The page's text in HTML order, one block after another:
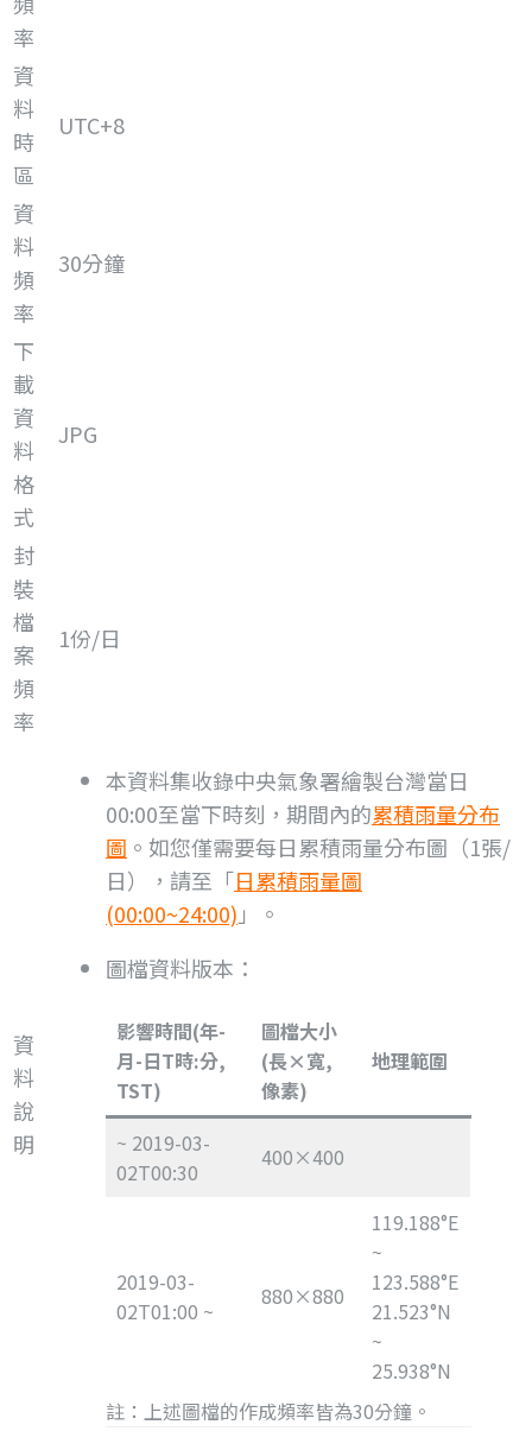
率
資
料
時
區
UTC+8
資
料
頻
率
30分鐘
下
載
資
料
格
式
JPG
封
裝
檔
案
頻
率
1份/日
資
料
說
明
本資料集收錄中央氣象署繪製台灣當日
00:00至當下時刻，期間內的累積雨量分布
圖 。如您僅需要每日累積雨量分布圖（1張/
日），請至「日累積雨量圖
(00:00~24:00) 」。
圖檔資料版本：
影響時間(年-
月-日T時:分,
TST)
圖檔大小
(長×寬,
像素)
地理範圍
~ 2019-03-
02T00:30
400×400
2019-03-
02T01:00 ~
880×880
119.188°E
~
123.588°E
21.523°N
~
25.938°N
註：上述圖檔的作成頻率皆為30分鐘。